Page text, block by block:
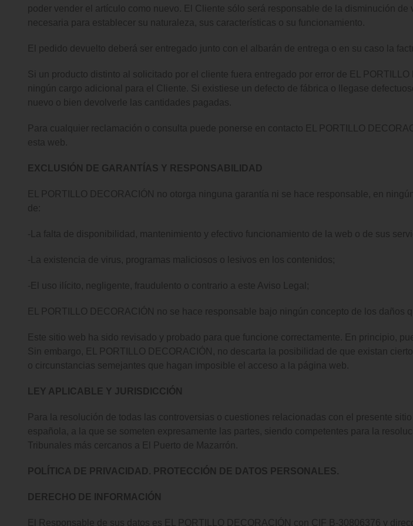
poder vender el artículo como nuevo. El Cliente sólo será responsable de la disminución
necesaria para establecer su naturaleza, sus características o su funcionamiento.
El pedido devuelto deberá ser entregado junto con el albarán de entrega o en su caso la
Si un producto distinto al solicitado por el cliente fuera entregado por error de EL
ningún cargo adicional para el Cliente. Si existiese un defecto de fábrica o llegase
nuevo o bien devolverle las cantidades pagadas.
Para cualquier reclamación o consulta puede ponerse en contacto EL PORTILLO
esta web.
EXCLUSIÓN DE GARANTÍAS Y RESPONSABILIDAD
EL PORTILLO DECORACIÓN no otorga ninguna garantía ni se hace responsable, en
de:
-La falta de disponibilidad, mantenimiento y efectivo funcionamiento de la web o de sus
-La existencia de virus, programas maliciosos o lesivos en los contenidos;
-El uso ilícito, negligente, fraudulento o contrario a este Aviso Legal;
EL PORTILLO DECORACIÓN no se hace responsable bajo ningún concepto de los
Este sitio web ha sido revisado y probado para que funcione correctamente. En principio,
Sin embargo, EL PORTILLO DECORACIÓN, no descarta la posibilidad de que existan
o circunstancias semejantes que hagan imposible el acceso a la página web.
LEY APLICABLE Y JURISDICCIÓN
Para la resolución de todas las controversias o cuestiones relacionadas con el presente
española, a la que se someten expresamente las partes, siendo competentes para la
Tribunales más cercanos a El Puerto de Mazarrón.
POLÍTICA DE PRIVACIDAD. PROTECCIÓN DE DATOS PERSONALES.
DERECHO DE INFORMACIÓN
El Responsable de sus datos es EL PORTILLO DECORACIÓN con CIF B-30806376 y